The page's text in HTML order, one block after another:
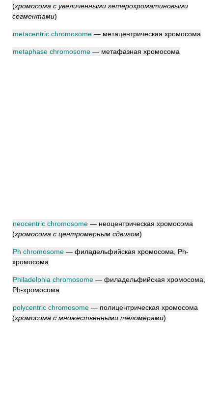
(хромосома с увеличенными гетерохроматиновыми
сегментами)
metacentric chromosome — метацентрическая хромосома
metaphase chromosome — метафазная хромосома
neocentric chromosome — неоцентрическая хромосома
(хромосома с центромерным сдвигом)
Ph chromosome — филадельфийская хромосома, Ph-
хромосома
Philadelphia chromosome — филадельфийская хромосома,
Ph-хромосома
polycentric chromosome — полицентрическая хромосома
(хромосома с множественными теломерами)